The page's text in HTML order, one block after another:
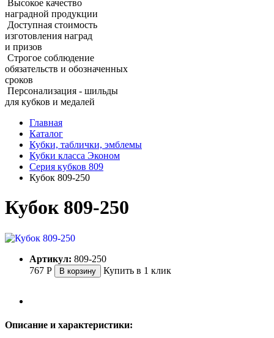
Высокое качество
наградной продукции
Доступная стоимость
изготовления наград
и призов
Строгое соблюдение
обязательств и обозначенных
сроков
Персонализация - шильды
для кубков и медалей
Главная
Каталог
Кубки, таблички, эмблемы
Кубки класса Эконом
Серия кубков 809
Кубок 809‑250
Кубок 809‑250
Артикул: 809-250
767 Р В корзину Купить в 1 клик
Описание и характеристики: